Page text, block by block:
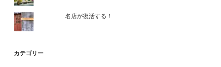
名店が復活する！
カテゴリー